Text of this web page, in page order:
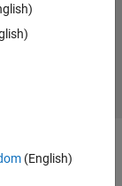
(English)